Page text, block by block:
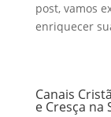
post, vamos
enriquecer
Canais
e Cresça na